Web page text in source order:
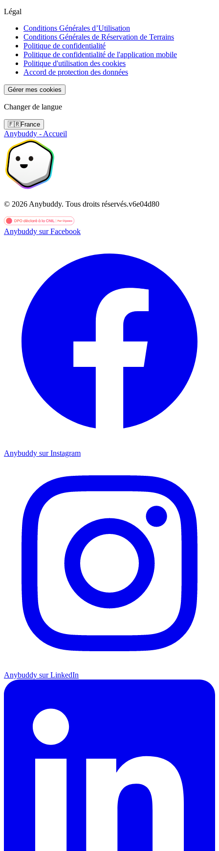
Légal
Conditions Générales d’Utilisation
Conditions Générales de Réservation de Terrains
Politique de confidentialité
Politique de confidentialité de l'application mobile
Politique d'utilisation des cookies
Accord de protection des données
Gérer mes cookies
Changer de langue
🇫🇷France
Anybuddy - Accueil
© 2026 Anybuddy. Tous droits réservés.v6e04d80
Anybuddy sur Facebook
Anybuddy sur Instagram
Anybuddy sur LinkedIn